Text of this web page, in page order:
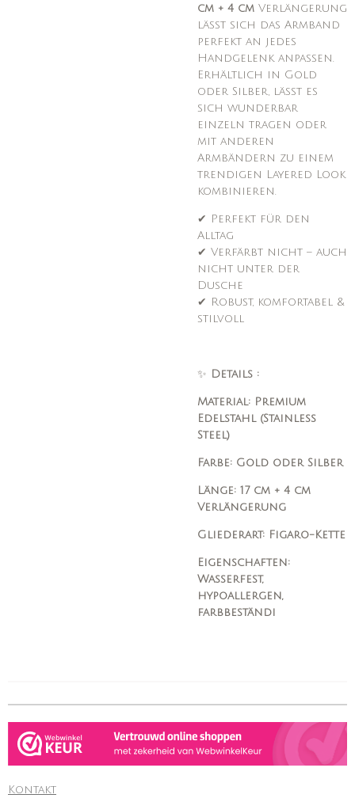
cm + 4 cm Verlängerung
lässt sich das Armband
perfekt an jedes
Handgelenk anpassen.
Erhältlich in Gold
oder Silber, lässt es
sich wunderbar
einzeln tragen oder
mit anderen
Armbändern zu einem
trendigen Layered Look
kombinieren.
✔ Perfekt für den
Alltag
✔ Verfärbt nicht – auch
nicht unter der
Dusche
✔ Robust, komfortabel &
stilvoll
✨ Details :
Material: Premium
Edelstahl (Stainless
Steel)
Farbe: Gold oder Silber
Länge: 17 cm + 4 cm
Verlängerung
Gliederart: Figaro-Kette
Eigenschaften:
Wasserfest,
hypoallergen,
farbbeständi
Kontakt